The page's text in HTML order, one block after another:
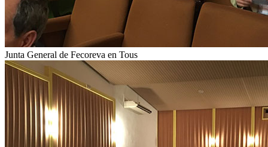
Junta General de Fecoreva en Tous